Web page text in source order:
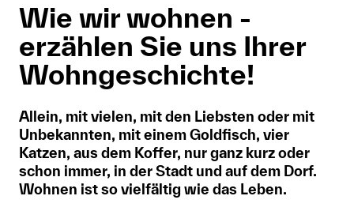
Wie wir wohnen -
erzählen Sie uns Ihrer
Wohngeschichte!
Allein, mit vielen, mit den Liebsten oder mit
Unbekannten, mit einem Goldfisch, vier
Katzen, aus dem Koffer, nur ganz kurz oder
schon immer, in der Stadt und auf dem Dorf.
Wohnen ist so vielfältig wie das Leben.